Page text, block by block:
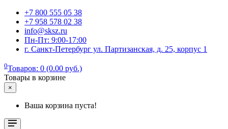
+7 800 555 05 38
+7 958 578 02 38
info@sksz.ru
Пн-Пт: 9:00-17:00
г. Санкт-Петербург ул. Партизанская, д. 25, корпус 1
0Товаров: 0 (0.00 руб.)
Товары в корзине
×
Ваша корзина пуста!